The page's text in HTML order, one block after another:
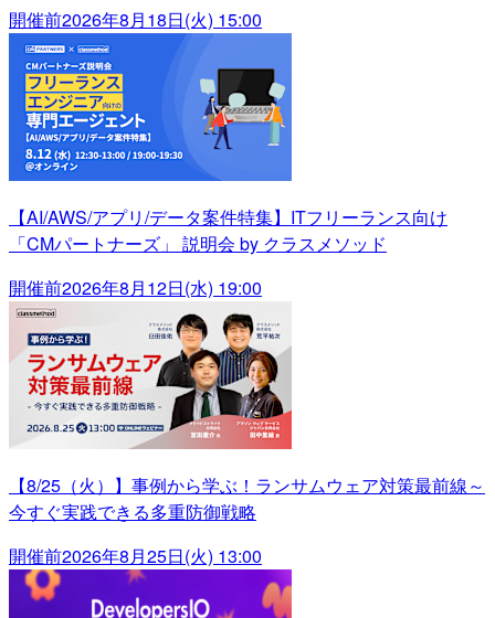
開催前2026年8月18日(火) 15:00
【AI/AWS/アプリ/データ案件特集】ITフリーランス向け
「CMパートナーズ」 説明会 by クラスメソッド
開催前2026年8月12日(水) 19:00
【8/25（火）】事例から学ぶ！ランサムウェア対策最前線～
今すぐ実践できる多重防御戦略
開催前2026年8月25日(火) 13:00